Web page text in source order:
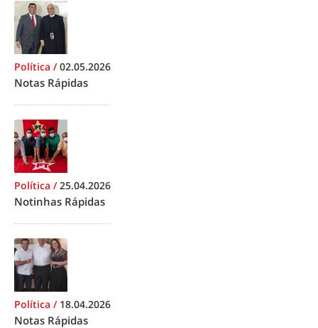
Política /02.05.2026
Notas Rápidas
Política /25.04.2026
Notinhas Rápidas
Política / 18.04.2026
Notas Rápidas